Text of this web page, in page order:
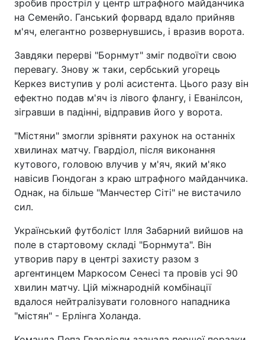
зробив простріл у центр штрафного майданчика
на Семенйо. Ганський форвард вдало прийняв
м'яч, елегантно розвернувшись, і вразив ворота.
Завдяки перерві "Борнмут" зміг подвоїти свою
перевагу. Знову ж таки, сербський угорець
Керкез виступив у ролі асистента. Цього разу він
ефектно подав м'яч із лівого флангу, і Еванілсон,
зігравши в падінні, відправив його у ворота.
"Містяни" змогли зрівняти рахунок на останніх
хвилинах матчу. Гвардіол, після виконання
кутового, головою влучив у м'яч, який м'яко
навісив Гюндоган з краю штрафного майданчика.
Однак, на більше "Манчестер Сіті" не вистачило
сил.
Український футболіст Ілля Забарний вийшов на
поле в стартовому складі "Борнмута". Він
утворив пару в центрі захисту разом з
аргентинцем Маркосом Сенесі та провів усі 90
хвилин матчу. Цій міжнародній комбінації
вдалося нейтралізувати головного нападника
"містян" - Ерлінга Холанда.